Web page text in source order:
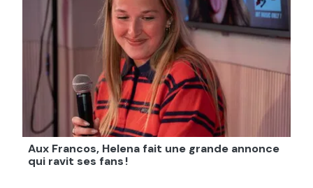
Aux Francos, Helena fait une grande annonce
qui ravit ses fans !